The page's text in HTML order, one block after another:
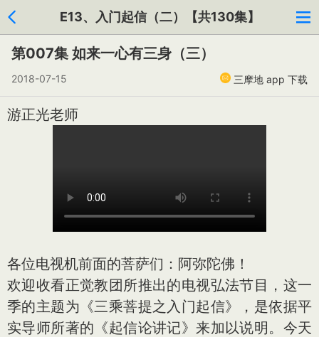
E13、入门起信（二）【共130集】
第007集 如来一心有三身（三）
2018-07-15 三摩地 app 下载
游正光老师
各位电视机前面的菩萨们：阿弥陀佛！
欢迎收看正觉教团所推出的电视弘法节目，这一
季的主题为《三乘菩提之入门起信》，是依据平
实导师所著的《起信论讲记》来加以说明。今天